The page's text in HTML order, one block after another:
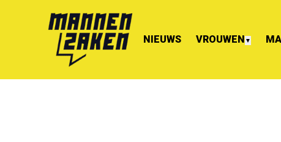
NIEUWS VROUWEN ▼